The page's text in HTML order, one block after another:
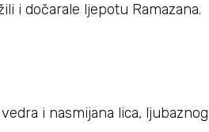
i dočarale ljepotu Ramazana.
i nasmijana lica, ljubaznog